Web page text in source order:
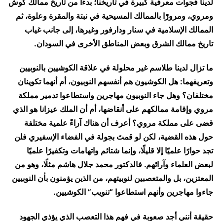
لدينا فجوات معرفية كبيرة في تاريخنا؛ بدءًا من تاريخ ممالك كوش
ومروي، ومرورًا بالممالك المسيحية في نبتة والمقرة وعلوة، ثم
الممالك الإسلامية في سنار ودارفور وغيرها، إلى جانب غياب
تاريخ ممالك الشرق وبعض المناطق الأخرى في السودان.
ما تزال لدينا طلاسم غير محلولة في علاقة الكوشيين بالنوبيين
وتعريفهما: هل الكوشيون هم أنفسهم النوبيون، أم أنهما تكوينان
مختلفان؟ وهل جاء النوبيون مهاجرين واستطاعوا تدمير مملكة
مروي وإقامة ممالكهم على أنقاضها، أم أن الملك عيزانا هو الذي
قضى على مملكة مروي؟ أعرف أن هناك آراءً علمية مختلفة
حول هذه القضية، لكن لو قمتَ بجولة في الفضاء الإسفيري فلن
تجد حوارًا علميًا إلا قليلًا، وإنما شتائم واتهامات وتكفيرًا علميًا
لبعض العلماء وآرائهم. فالدكتور محمد جلال هاشم مثلًا، وهو من
المعتزين، بل والمتعصبين لنوبيتهم، من الذين يؤمنون بأن النوبيين
جاءوا مهاجرين وأنهم استطاعوا “تنويب” الكوشيين.
حقيقة أنني أجد صعوبة في فهم هذا التعصب الذي يؤذي الجهود